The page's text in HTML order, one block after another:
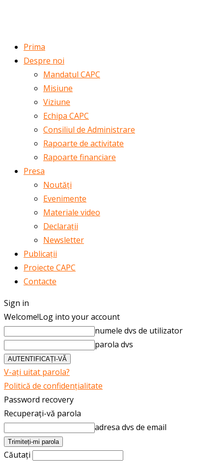
Prima
Despre noi
Mandatul CAPC
Misiune
Viziune
Echipa CAPC
Consiliul de Administrare
Rapoarte de activitate
Rapoarte financiare
Presa
Noutăți
Evenimente
Materiale video
Declarații
Newsletter
Publicații
Proiecte CAPC
Contacte
Sign in
Welcome!Log into your account
numele dvs de utilizator
parola dvs
V-ați uitat parola?
Politică de confidențialitate
Password recovery
Recuperați-vă parola
adresa dvs de email
Căutați